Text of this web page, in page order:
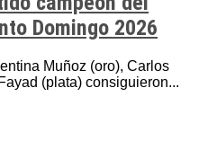
Domingo 2026
Muñoz (oro), Carlos
(plata) consiguieron...